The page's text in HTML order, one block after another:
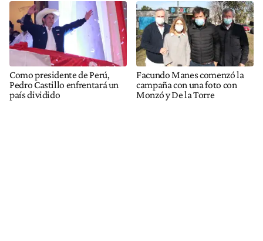
Como presidente de Perú,
Pedro Castillo enfrentará un
país dividido
Facundo Manes comenzó la
campaña con una foto con
Monzó y De la Torre